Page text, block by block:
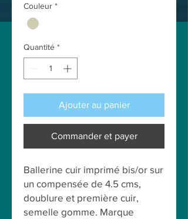
Couleur *
Quantité *
Ajouter au panier
Commander et payer
Ballerine cuir imprimé bis/or sur
un compensée de 4.5 cms,
doublure et première cuir,
semelle gomme. Marque